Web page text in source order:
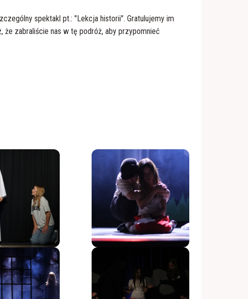
spektakl pt.: "Lekcja historii". Gratulujemy im
że zabraliście nas w tę podróż, aby przypomnieć